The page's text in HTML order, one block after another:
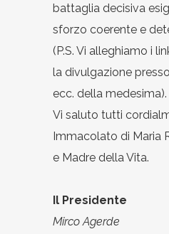
battaglia decisiva
sforzo coerente e
(P.S. Vi alleghiamo i
la divulgazione
ecc. della medesima).
Vi saluto tutti
Immacolato di Maria
e Madre della Vita.
Il Presidente
Mirco Agerde